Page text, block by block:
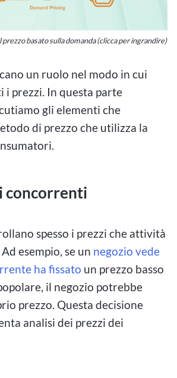
basato sulla domanda (clicca per ingrandire)
un ruolo nel modo in cui
i prezzi. In questa parte
gli elementi che
di prezzo che utilizza la
concorrenti
spesso i prezzi che attività
esempio, se un negozio vede
ha fissato un prezzo basso
il negozio potrebbe
prezzo. Questa decisione
analisi dei prezzi dei